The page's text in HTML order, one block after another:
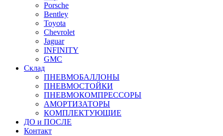
Porsche
Bentley
Toyota
Chevrolet
Jaguar
INFINITY
GMC
Склад
ПНЕВМОБАЛЛОНЫ
ПНЕВМОСТОЙКИ
ПНЕВМОКОМПРЕССОРЫ
АМОРТИЗАТОРЫ
КОМПЛЕКТУЮЩИЕ
ДО и ПОСЛЕ
Контакт